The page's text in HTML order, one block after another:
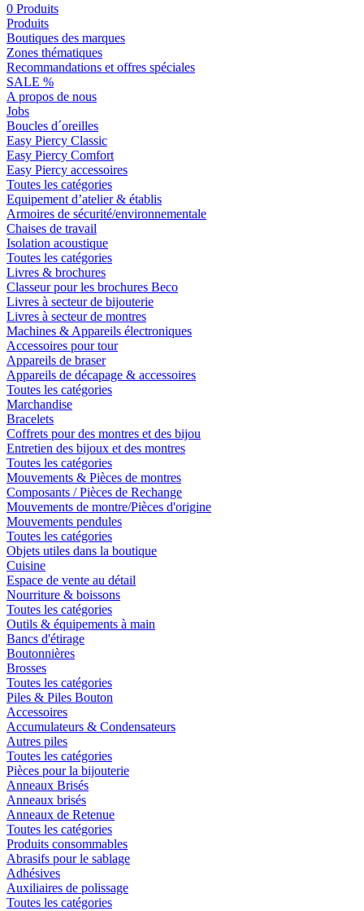
0 Produits
Produits
Boutiques des marques
Zones thématiques
Recommandations et offres spéciales
SALE %
A propos de nous
Jobs
Boucles d´oreilles
Easy Piercy Classic
Easy Piercy Comfort
Easy Piercy accessoires
Toutes les catégories
Equipement d’atelier & établis
Armoires de sécurité/environnementale
Chaises de travail
Isolation acoustique
Toutes les catégories
Livres & brochures
Classeur pour les brochures Beco
Livres à secteur de bijouterie
Livres à secteur de montres
Machines & Appareils électroniques
Accessoires pour tour
Appareils de braser
Appareils de décapage & accessoires
Toutes les catégories
Marchandise
Bracelets
Coffrets pour des montres et des bijou
Entretien des bijoux et des montres
Toutes les catégories
Mouvements & Pièces de montres
Composants / Pièces de Rechange
Mouvements de montre/Pièces d'origine
Mouvements pendules
Toutes les catégories
Objets utiles dans la boutique
Cuisine
Espace de vente au détail
Nourriture & boissons
Toutes les catégories
Outils & équipements à main
Bancs d'étirage
Boutonnières
Brosses
Toutes les catégories
Piles & Piles Bouton
Accessoires
Accumulateurs & Condensateurs
Autres piles
Toutes les catégories
Pièces pour la bijouterie
Anneaux Brisés
Anneaux brisés
Anneaux de Retenue
Toutes les catégories
Produits consommables
Abrasifs pour le sablage
Adhésives
Auxiliaires de polissage
Toutes les catégories